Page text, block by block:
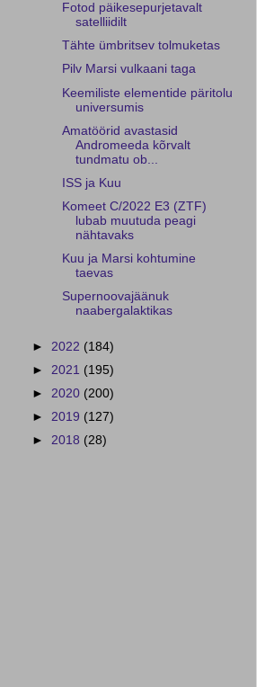
Fotod päikesepurjetavalt
satelliidilt
Tähte ümbritsev tolmuketas
Pilv Marsi vulkaani taga
Keemiliste elementide päritolu
universumis
Amatöörid avastasid
Andromeeda kõrvalt
tundmatu ob...
ISS ja Kuu
Komeet C/2022 E3 (ZTF)
lubab muutuda peagi
nähtavaks
Kuu ja Marsi kohtumine
taevas
Supernoovajäänuk
naabergalaktikas
► 2022 (184)
► 2021 (195)
► 2020 (200)
► 2019 (127)
► 2018 (28)